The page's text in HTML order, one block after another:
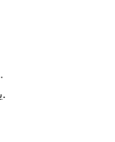
الوجهة المعتمدة والرئيسية لصيانة وإصلاح كافة الأجهزة المنزلية من ثلاجات، وديب فريزر، وغسالات، وبوتاجازات في جميع المحافظات.
يمتلك التوكيل شبكة واسعة من مراكز الخدمة والسيارات المجهزة لضمان الوصول السريع إلى العملاء وتقديم خدمة الإصلاح المنزلي الفوري دون الحاجة لنقل الجهاز.